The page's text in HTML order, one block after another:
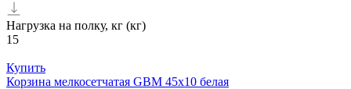
Нагрузка на полку, кг (кг)
15
Купить
Корзина мелкосетчатая GBM 45х10 белая